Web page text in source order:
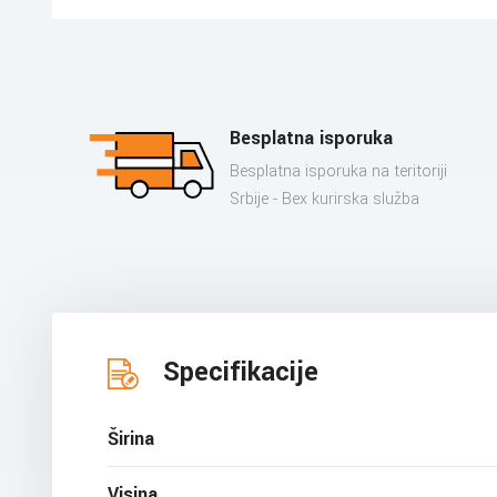
Besplatna isporuka
Besplatna isporuka na teritoriji
Srbije - Bex kurirska služba
Specifikacije
Širina